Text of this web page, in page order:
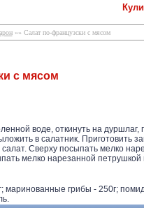
»» Салат по-французски с мясом
с мясом
воде, откинуть на
в салатник. Приготовить
Сверху посыпать мелко
мелко нарезанной
маринованные грибы - 250г;